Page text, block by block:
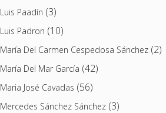
Luis Paadín (3)
Luis Padron (10)
María Del Carmen Cespedosa Sánchez(2)
María Del Mar García (42)
Maria José Cavadas (56)
Mercedes Sánchez Sánchez(3)